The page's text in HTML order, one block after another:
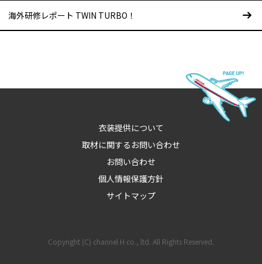
海外研修レポート TWIN TURBO！
衣装提供について
取材に関するお問い合わせ
お問い合わせ
個人情報保護方針
サイトマップ
Copyright (C) channel H co., ltd. All Rights Reserved.